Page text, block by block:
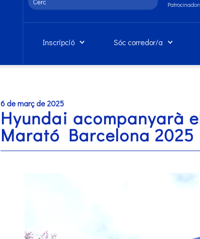
Inscripció Sóc corredor/a
6 de març de 2025
Hyundai acompanyarà
Marató Barcelona 2025